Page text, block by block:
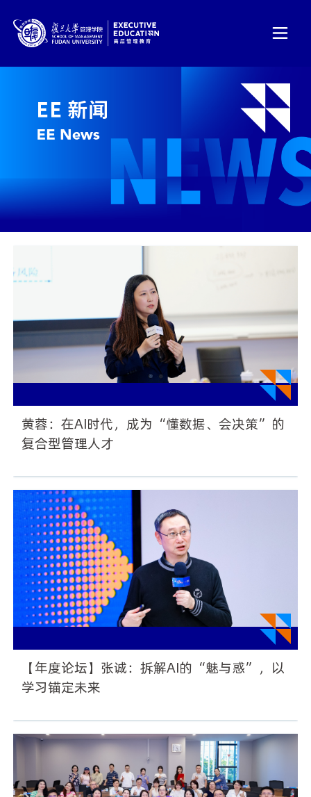
黄蓉：在AI时代，成为“懂数据、会决策”的
复合型管理人才
【年度论坛】张诚：拆解AI的“魅与惑”，以
学习锚定未来